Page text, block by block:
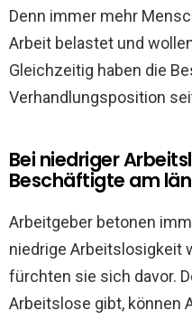
Denn immer mehr
Arbeit belastet und
Gleichzeitig haben die
Verhandlungsposition
Bei niedriger
Beschäftigte am
Arbeitgeber betonen
niedrige Arbeitslosigkeit
fürchten sie sich davor.
Arbeitslose gibt, können